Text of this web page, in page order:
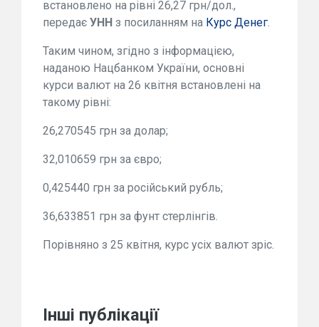
встановлено на рівні 26,27 грн/дол.,
передає УНН з посиланням на Курс Денег.
Таким чином, згідно з інформацією,
наданою Нацбанком України, основні
курси валют на 26 квітня встановлені на
такому рівні:
26,270545 грн за долар;
32,010659 грн за євро;
0,425440 грн за російський рубль;
36,633851 грн за фунт стерлінгів.
Порівняно з 25 квітня, курс усіх валют зріс.
Інші публікації